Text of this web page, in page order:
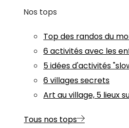
Nos tops
Top des randos du
6 activités avec les
5 idées d'activités
6 villages secrets
Art au village, 5 lieux
Tous nos tops